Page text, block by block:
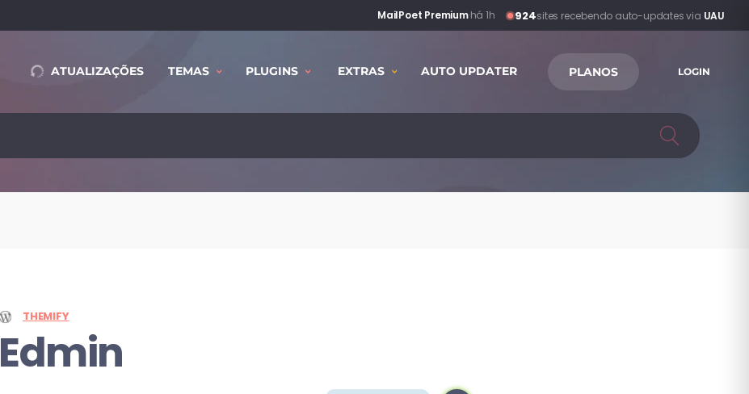
924sites recebendo auto-updates via UAU
MailPoet Premium·há 1h
ATUALIZAÇÕES TEMAS PLUGINS EXTRAS AUTO UPDATER PLANOS LOGIN
THEMIFY
Edmin